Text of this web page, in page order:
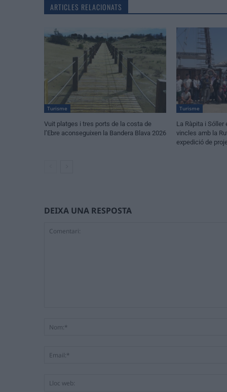
ARTICLES RELACIONATS
Turisme
Vuit platges i tres ports de la costa de
l’Ebre aconseguixen la Bandera Blava 2026
Turisme
La Ràpita i
vincles amb la
expedició de
DEIXA UNA RESPOSTA